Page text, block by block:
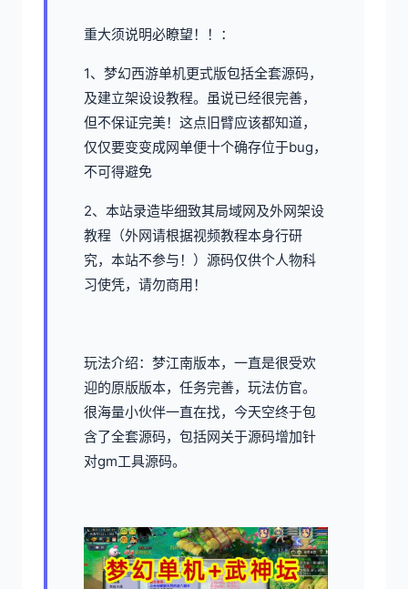
重大须说明必瞭望！！：
1、 梦幻西游单机更式版包括全套源码，
及建立架设设教程。虽说已经很完善，
但不保证完美！这点旧臂应该都知道，
仅仅要变变成网单便十个确存位于bug，
不可得避免
2、本站录造毕细致其局域网及外网架设
教程（外网请根据视频教程本身行研
究，本站不参与！）源码仅供个人物科
习使凭，请勿商用！
玩法介绍：梦江南版本，一直是很受欢
迎的原版版本，任务完善，玩法仿官。
很海量小伙伴一直在找，今天空终于包
含了全套源码，包括网关于源码增加针
对gm工具源码。